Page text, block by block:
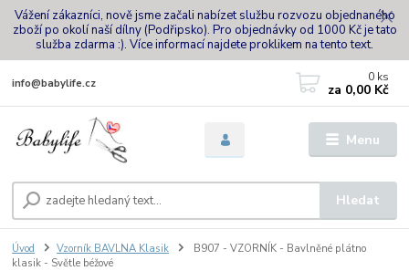
Vážení zákazníci, nově jsme začali nabízet službu rozvozu objednaného
zboží po okolí naší dílny (Podřipsko). Pro objednávky od 1000 Kč je tato
služba zdarma :). Více informací najdete proklikem na tento text.
Menu
Hledat
info@babylife.cz 0 ks
za 0,00 Kč
Úvod Vzorník BAVLNA Klasik
B907 - VZORNÍK - Bavlněné plátno
klasik - Světle béžové